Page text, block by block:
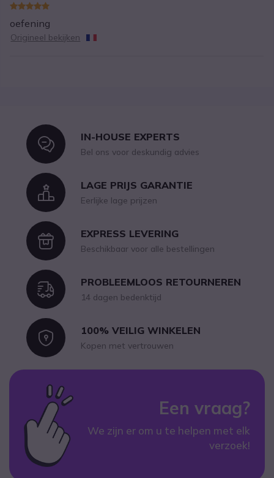
oefening
Origineel bekijken
IconIN-HOUSE EXPERTS
Bel ons voor deskundig advies
IconLAGE PRIJS GARANTIE
Eerlijke lage prijzen
IconEXPRESS LEVERING
Beschikbaar voor alle bestellingen
IconPROBLEEMLOOS RETOURNEREN
14 dagen bedenktijd
Icon100% VEILIG WINKELEN
Kopen met vertrouwen
Een vraag?
We zijn er om u te helpen met elk
verzoek!